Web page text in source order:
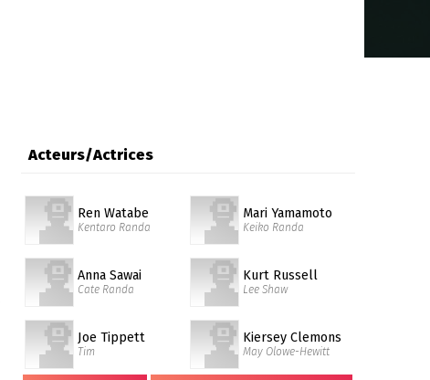
Acteurs/Actrices
Ren Watabe
Kentaro Randa
Mari Yamamoto
Keiko Randa
Anna Sawai
Cate Randa
Kurt Russell
Lee Shaw
Joe Tippett
Tim
Kiersey Clemons
May Olowe-Hewitt